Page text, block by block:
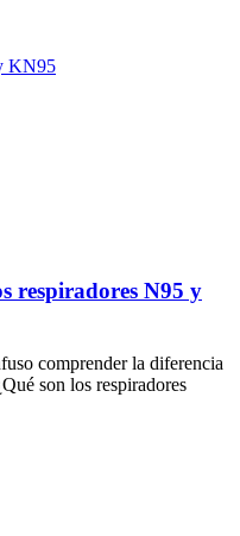
respiradores N95 y
comprender la diferencia
son los respiradores